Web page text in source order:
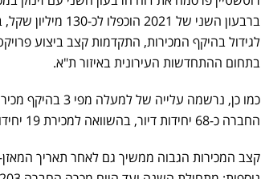
לגידול בהיקף המכירות, התקדמות קצב ביצוע
בתחום ההתחדשות העירונית באיזור ת"א.
כמו כן, נרשמה
החברה כ-68 יחידות דיור, בהשוואה למכירת 19 יחידות דיור ברבעון המקביל אשתקד.